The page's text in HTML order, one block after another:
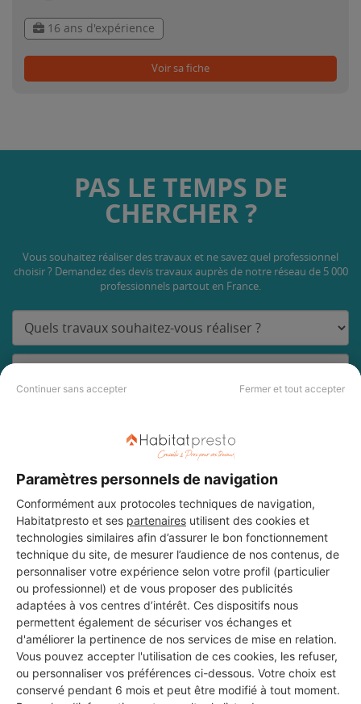
Continuer sans accepter Fermer et tout accepter
Paramètres personnels de navigation
Conformément aux protocoles techniques de navigation,
Habitatpresto et ses partenaires utilisent des cookies et
technologies similaires afin d’assurer le bon fonctionnement
technique du site, de mesurer l’audience de nos contenus, de
personnaliser votre expérience selon votre profil (particulier
ou professionnel) et de vous proposer des publicités
adaptées à vos centres d’intérêt. Ces dispositifs nous
permettent également de sécuriser vos échanges et
d'améliorer la pertinence de nos services de mise en relation.
Vous pouvez accepter l'utilisation de ces cookies, les refuser,
ou personnaliser vos préférences ci-dessous. Votre choix est
conservé pendant 6 mois et peut être modifié à tout moment.
16 ans d'expérience
Voir sa fiche
PAS LE TEMPS DE
CHERCHER ?
Vous souhaitez réaliser des travaux et ne savez quel professionnel
choisir ? Demandez des devis travaux auprès de notre réseau de 5 000
professionnels partout en France.